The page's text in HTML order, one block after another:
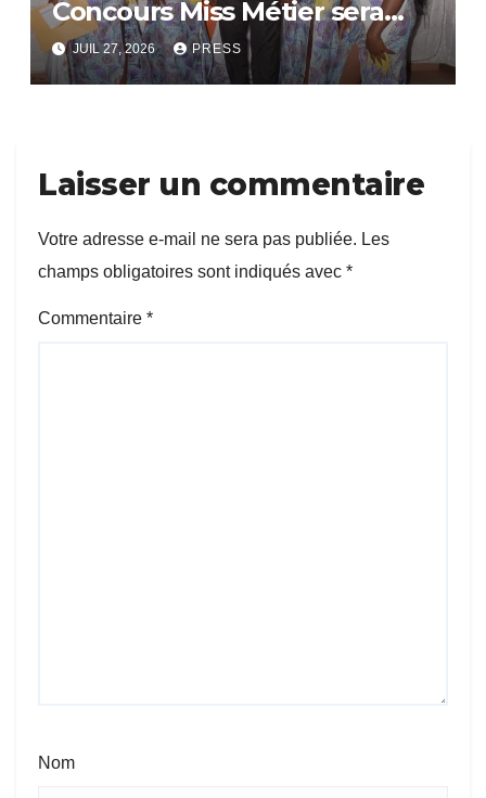
Concours Miss Métier sera
bientôt lance.
JUIL 27, 2026 PRESS
Laisser un commentaire
Votre adresse e-mail ne sera pas publiée. Les
champs obligatoires sont indiqués avec *
Commentaire *
Nom